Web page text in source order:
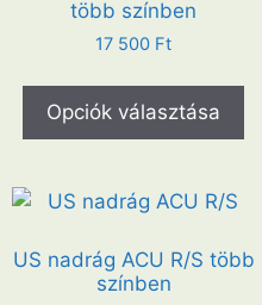
több színben
17 500 Ft
Opciók választása
US nadrág ACU R/S több
színben